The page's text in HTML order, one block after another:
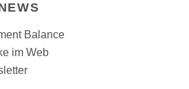
Balance
im Web